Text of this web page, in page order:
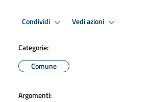
Condividi Vedi azioni
Categorie:
Comune
Argomenti: